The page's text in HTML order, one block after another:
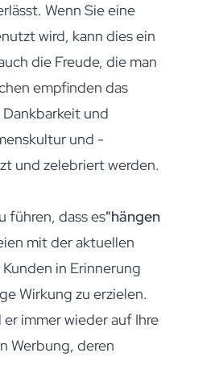
Wenn Sie eine
wird, kann dies ein
die Freude, die man
empfinden das
und
und -
und zelebriert werden.
führen, dass es"hängen
mit der aktuellen
in Erinnerung
Wirkung zu erzielen.
immer wieder auf Ihre
Werbung, deren